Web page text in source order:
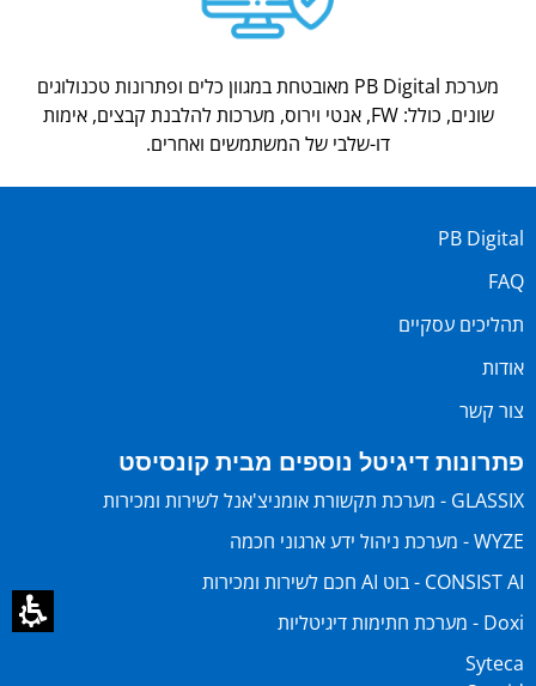
מערכת PB Digital מאובטחת במגוון כלים ופתרונות טכנולוגים
שונים, כולל: FW, אנטי וירוס, מערכות להלבנת קבצים, אימות
דו-שלבי של המשתמשים ואחרים.
PB Digital
FAQ
תהליכים עסקיים
אודות
צור קשר
פתרונות דיגיטל נוספים מבית קונסיסט
GLASSIX - מערכת תקשורת אומניצ'אנל לשירות ומכירות
WYZE - מערכת ניהול ידע ארגוני חכמה
CONSIST AI - בוט AI חכם לשירות ומכירות
Doxi - מערכת חתימות דיגיטליות
Syteca